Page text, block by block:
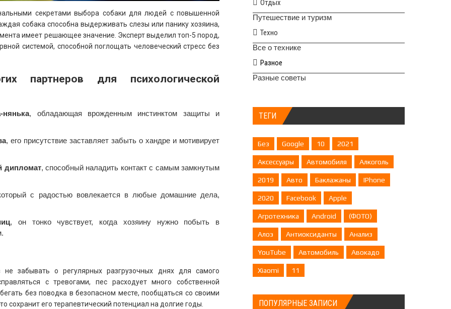
секретами выбора собаки для людей с повышенной
собака способна выдерживать слезы или панику хозяина,
имеет решающее значение. Эксперт выделил топ-5 пород,
системой, способной поглощать человеческий стресс без
партнеров для психологической
, обладающая врожденным инстинктом защиты и
, его присутствие заставляет забыть о хандре и мотивирует
дипломат, способный наладить контакт с самым замкнутым
с радостью вовлекается в любые домашние дела,
, он тонко чувствует, когда хозяину нужно побыть в
забывать о регулярных разгрузочных днях для самого
с тревогами, пес расходует много собственной
без поводка в безопасном месте, пообщаться со своими
его терапевтический потенциал на долгие годы.
Отдых
Путешествие и туризм
Техно
Все о технике
Разное
Разные советы
ТЕГИ
Без Google 10 2021
Аксессуары Автомобиля Алкоголь
2019 Авто Баклажаны IPhone
2020 Facebook Apple
Агротехника Android (ФОТО)
Алоэ Антиоксиданты Анализ
YouTube Автомобиль Авокадо
Xiaomi 11
ПОПУЛЯРНЫЕ ЗАПИСИ